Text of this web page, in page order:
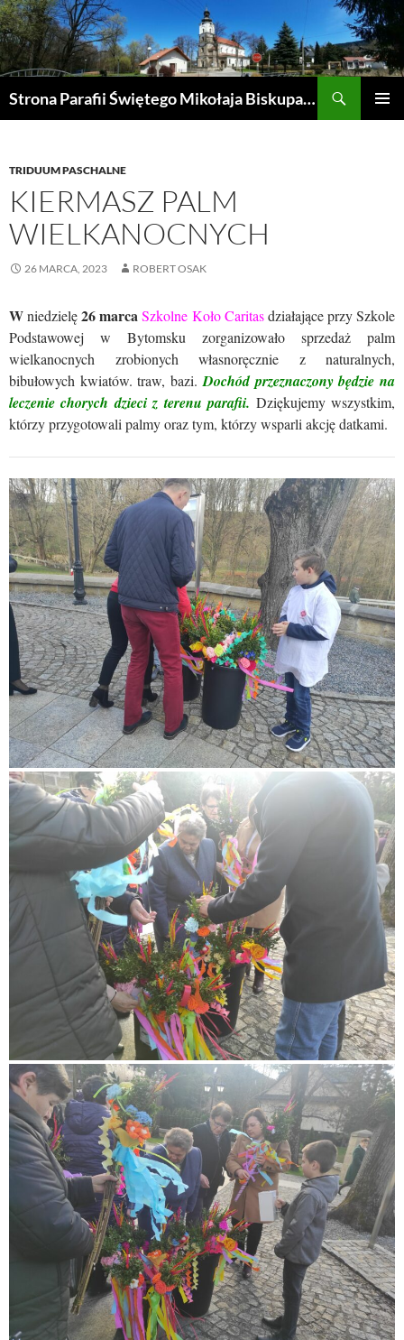
Przejdź
do
treści
Strona Parafii Świętego Mikołaja Biskupa w Żegocinie
TRIDUUM PASCHALNE
KIERMASZ PALM
WIELKANOCNYCH
26 MARCA, 2023 ROBERT OSAK
Wniedzielę26 marca Szkolne Koło Caritasdziałające przy Szkole
Podstawowej w Bytomsku zorganizowało sprzedaż palm
wielkanocnych zrobionych własnoręcznie z naturalnych,
bibułowych kwiatów. traw, bazi. Dochód przeznaczony będzie na
leczenie chorych dzieci z terenu parafii. Dziękujemy wszystkim,
którzy przygotowali palmy oraz tym, którzy wsparli akcję datkami.